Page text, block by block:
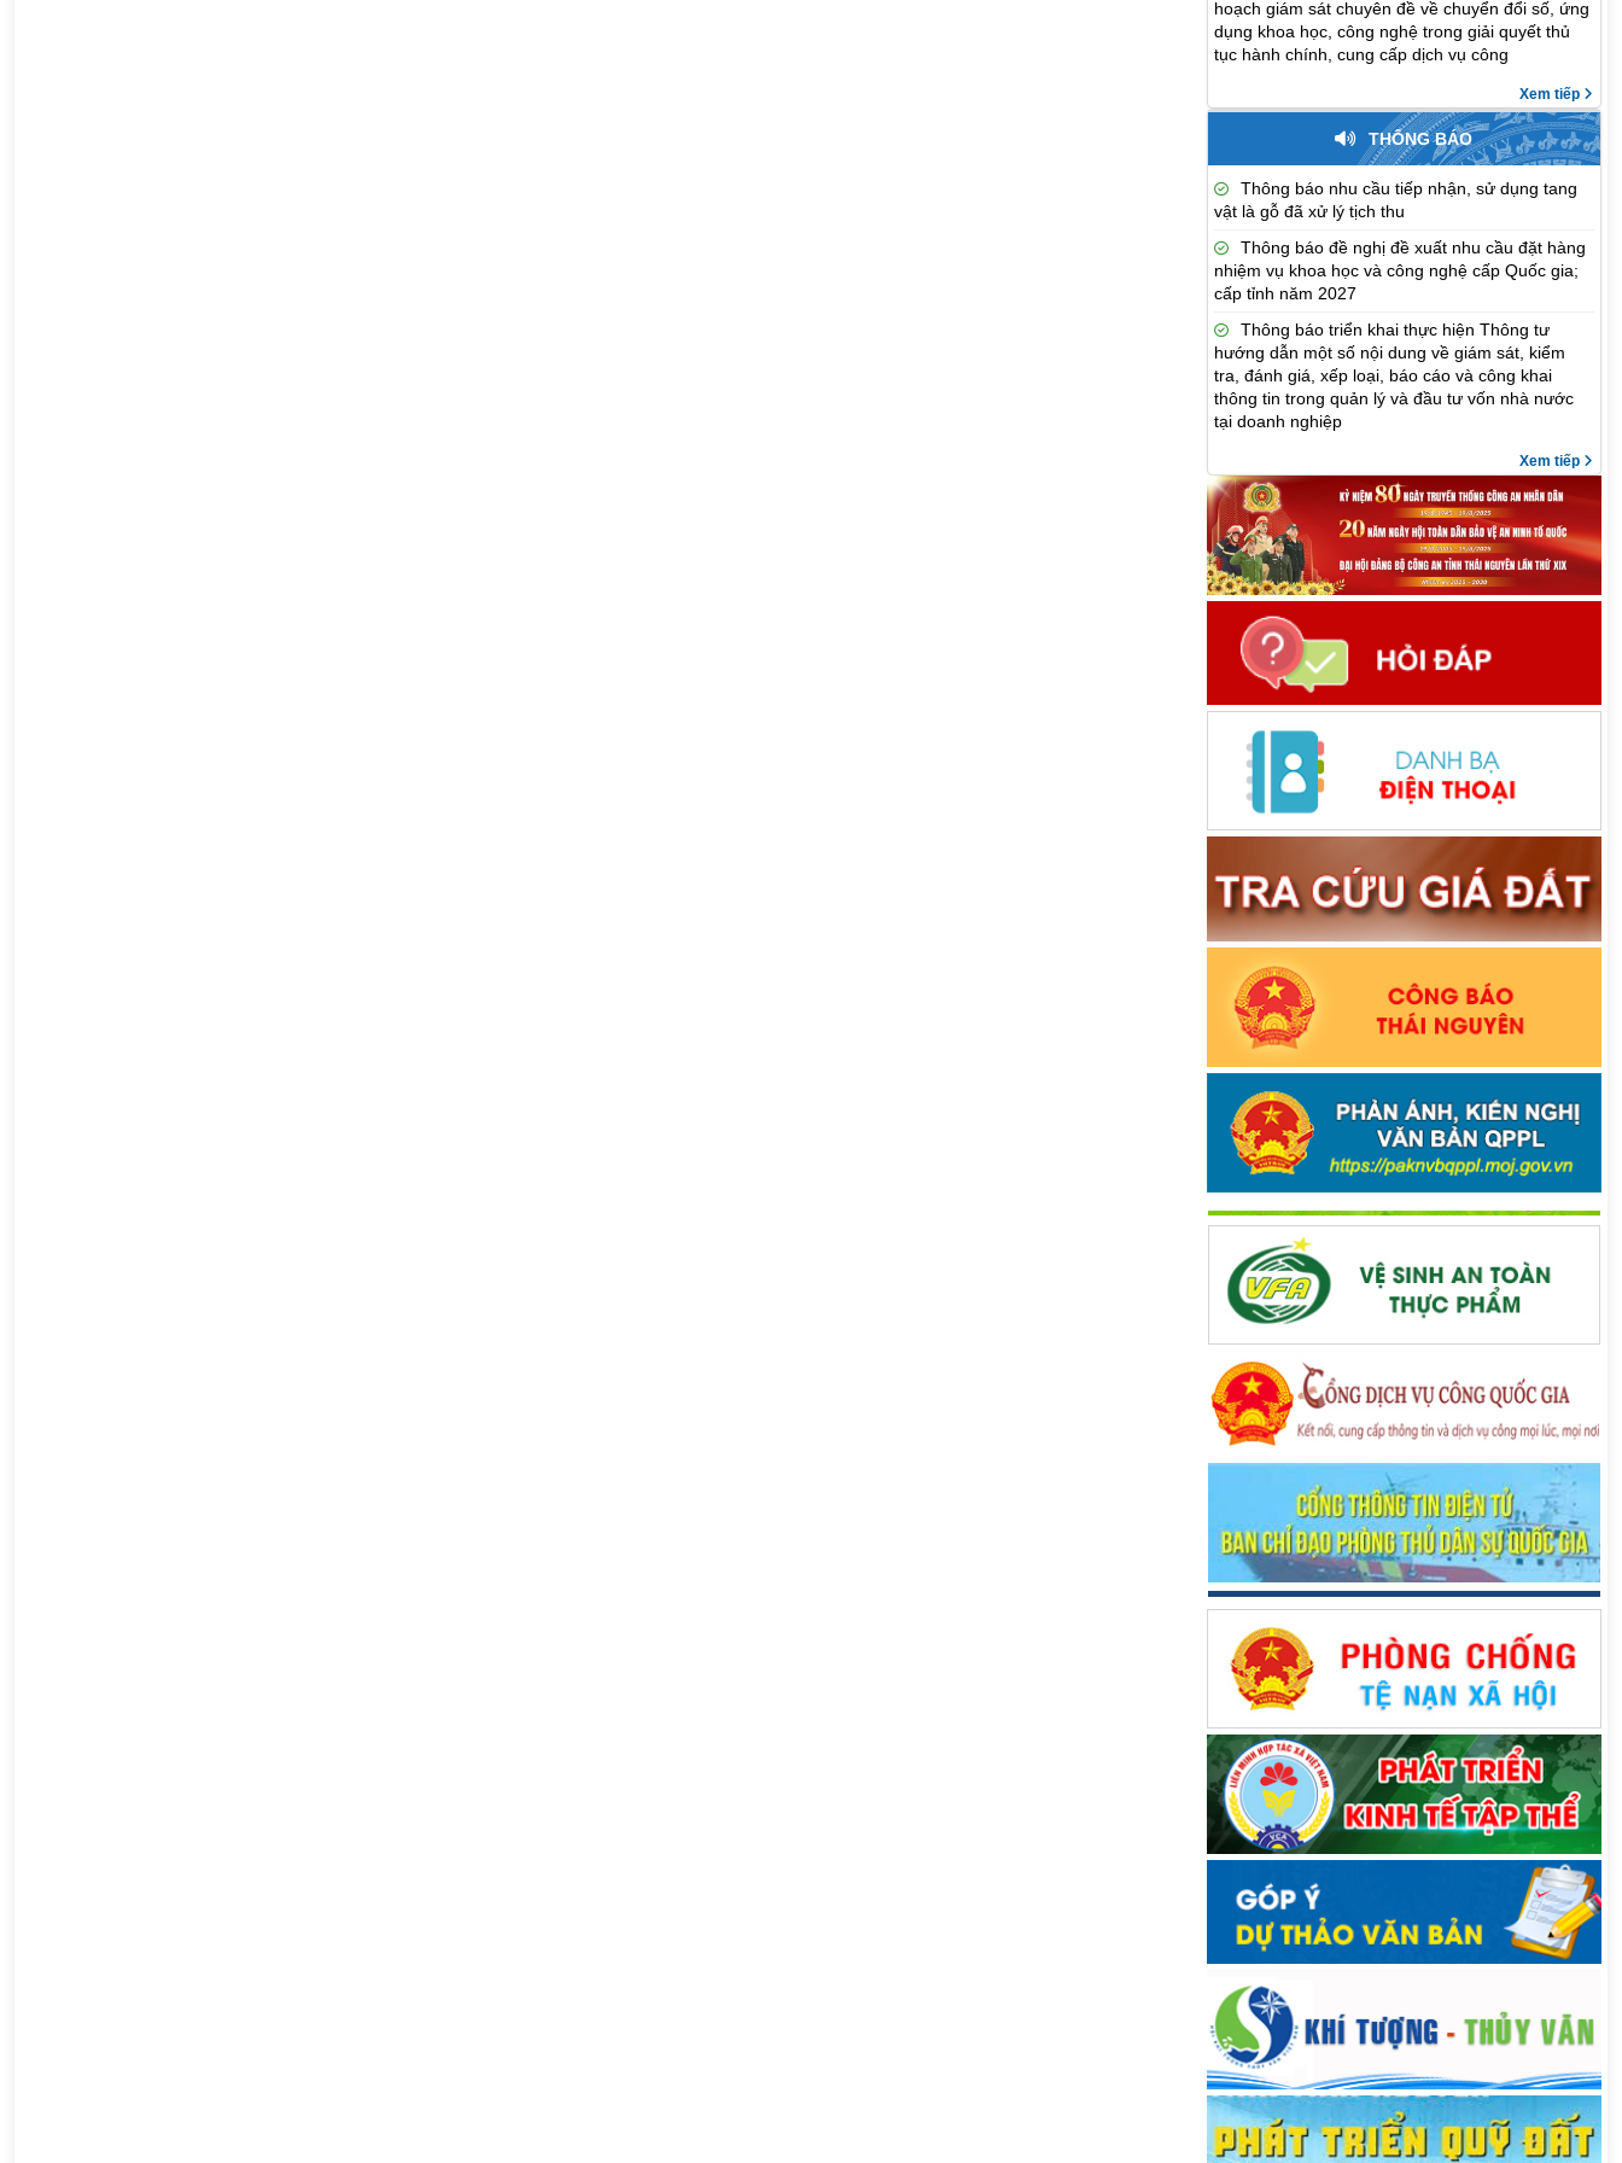
hoạch giám sát chuyên đề về chuyển đổi số, ứng
dụng khoa học, công nghệ trong giải quyết thủ
tục hành chính, cung cấp dịch vụ công
Xem tiếp
THÔNG BÁO
Thông báo nhu cầu tiếp nhận, sử dụng tang
vật là gỗ đã xử lý tịch thu
Thông báo đề nghị đề xuất nhu cầu đặt hàng
nhiệm vụ khoa học và công nghệ cấp Quốc gia;
cấp tỉnh năm 2027
Thông báo triển khai thực hiện Thông tư
hướng dẫn một số nội dung về giám sát, kiểm
tra, đánh giá, xếp loại, báo cáo và công khai
thông tin trong quản lý và đầu tư vốn nhà nước
tại doanh nghiệp
Xem tiếp